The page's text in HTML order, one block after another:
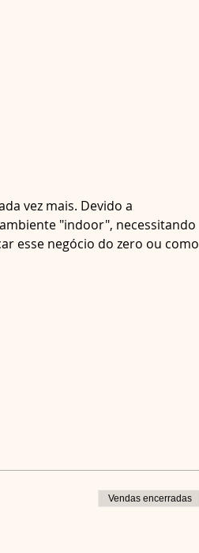
vez mais. Devido a
"indoor", necessitando
esse negócio do zero ou como
Vendas encerradas